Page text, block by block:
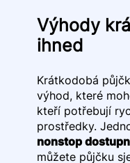
Výhody
ihned
Krátkodobá
výhod, které
kteří potřebují
prostředky.
nonstop
můžete půjčku